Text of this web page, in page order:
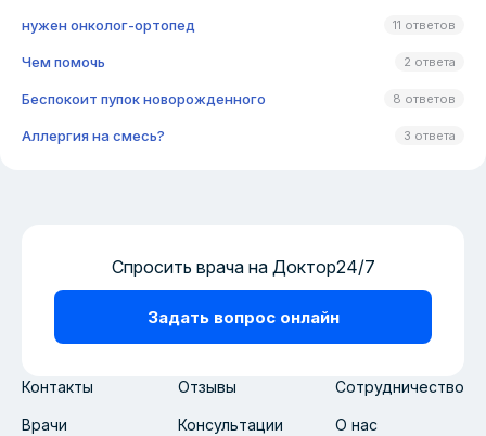
нужен онколог-ортопед 11 ответов
Чем помочь 2 ответа
Беспокоит пупок новорожденного 8 ответов
Аллергия на смесь? 3 ответа
Контакты Отзывы Сотрудничество
Врачи Консультации О нас
Спросить врача на Доктор24/7
Задать вопрос онлайн